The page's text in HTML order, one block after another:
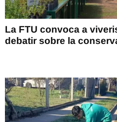
La FTU convoca a
debatir sobre la